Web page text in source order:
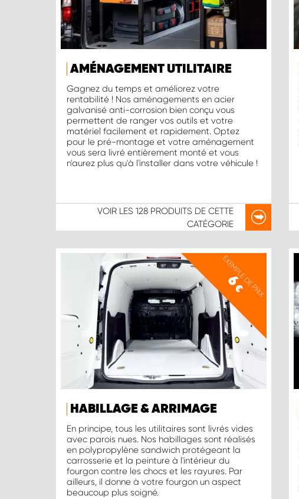
AMÉNAGEMENT UTILITAIRE
Gagnez du temps et améliorez votre
rentabilité ! Nos aménagements en acier
galvanisé anti-corrosion bien conçu vous
permettent de ranger vos outils et votre
matériel facilement et rapidement. Optez
pour le pré-montage et votre aménagement
vous sera livré entièrement monté et vous
n'aurez plus qu'à l'installer dans votre véhicule !
VOIR LES128 PRODUITS DE CETTE
CATÉGORIE
EXEMPLE DE PRIX
6
€
HABILLAGE & ARRIMAGE
En principe, tous les utilitaires sont livrés vides
avec parois nues. Nos habillages sont réalisés
en polypropylène sandwich protégeant la
carrosserie et la peinture à l'intérieur du
fourgon contre les chocs et les rayures. Par
ailleurs, il donne à votre fourgon un aspect
beaucoup plus soigné.